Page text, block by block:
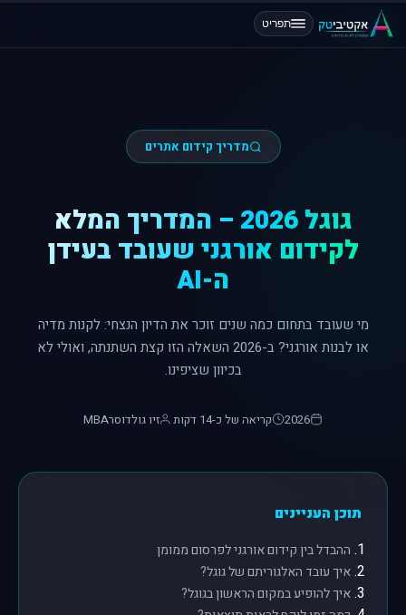
תפריט
מדריך קידום אתרים
גוגל 2026 – המדריך המלא
לקידום אורגני שעובד בעידן
ה-AI
מי שעובד בתחום כמה שנים זוכר את הדיון הנצחי: לקנות מדיה
או לבנות אורגני? ב-2026 השאלה הזו קצת השתנתה, ואולי לא
בכיוון שציפינו.
2026 קריאה של כ-14 דקות זיו גולדוסרMBA
תוכן העניינים
ההבדל בין קידום אורגני לפרסום ממומן
איך עובד האלגוריתם של גוגל?
איך להופיע במקום הראשון בגוגל?